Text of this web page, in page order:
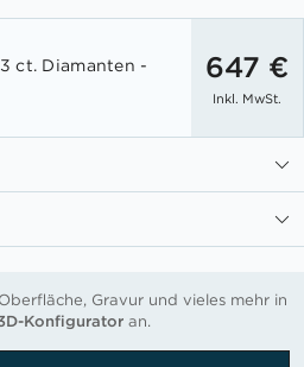
ct. Diamanten -
647 €
Inkl. MwSt.
Gravur und vieles mehr in
Konfiguratoran.